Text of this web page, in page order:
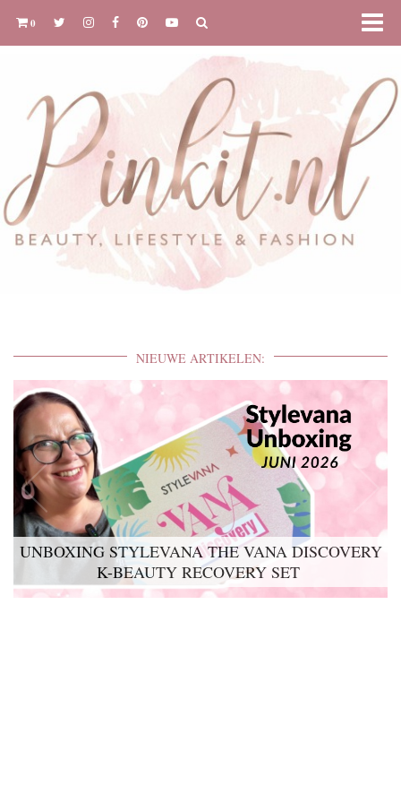
0
NIEUWE ARTIKELEN:
UNBOXING STYLEVANA THE VANA DISCOVERY
K-BEAUTY RECOVERY SET